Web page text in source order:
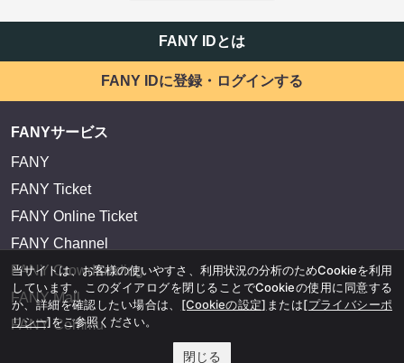
FANY IDとは
FANY IDに登録・ログインする
FANYサービス
FANY
FANY Ticket
FANY Online Ticket
FANY Channel
FANY Crowdfunding
FANY Mall
FANY Commu
当サイトは、お客様の使いやすさ、利用状況の分析のためCookieを利用
しています。このダイアログを閉じることでCookieの使用に同意する
か、詳細を確認したい場合は、 [Cookieの設定] または[プライバシーポ
リシー]をご参照ください。
閉じる